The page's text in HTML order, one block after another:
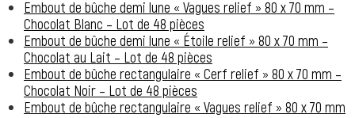
Embout de bûche demi lune « Vagues relief » 80 x 70 mm –
Chocolat Blanc – Lot de 48 pièces
Embout de bûche demi lune « Étoile relief » 80 x 70 mm –
Chocolat au Lait – Lot de 48 pièces
Embout de bûche rectangulaire « Cerf relief » 80 x 70 mm –
Chocolat Noir – Lot de 48 pièces
Embout de bûche rectangulaire « Vagues relief » 80 x 70 mm